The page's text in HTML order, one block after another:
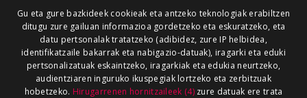
Gu eta gure bazkideek cookieak eta antzeko teknologiak erabiltzen
ditugu zure gailuan informazioa gordetzeko eta eskuratzeko, eta
datu pertsonalak tratatzeko (adibidez, zure IP helbidea,
identifikatzaile bakarrak eta nabigazio-datuak), iragarki eta eduki
pertsonalizatuak eskaintzeko, iragarkiak eta edukia neurtzeko,
audientziaren inguruko ikuspegiak lortzeko eta zerbitzuak
hobetzeko. Hirugarrenen hornitzaileek (4)zure datuak ere trata